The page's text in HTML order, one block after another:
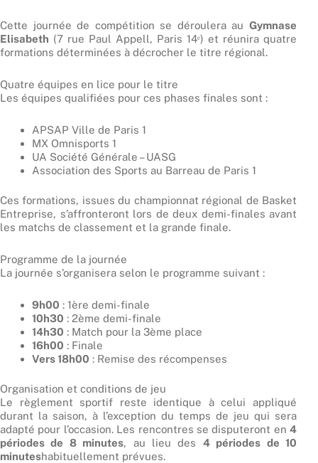
Cette journée de compétition se déroulera au Gymnase
Elisabeth (7 rue Paul Appell, Paris 14ᵉ) et réunira quatre
formations déterminées à décrocher le titre régional.
Quatre équipes en lice pour le titre
Les équipes qualifiées pour ces phases finales sont :
APSAP Ville de Paris 1
MX Omnisports 1
UA Société Générale – UASG
Association des Sports au Barreau de Paris 1
Ces formations, issues du championnat régional de Basket
Entreprise, s’affronteront lors de deux demi-finales avant
les matchs de classement et la grande finale.
Programme de la journée
La journée s’organisera selon le programme suivant :
9h00 : 1ère demi-finale
10h30 : 2ème demi-finale
14h30 : Match pour la 3ème place
16h00 : Finale
Vers 18h00 : Remise des récompenses
Organisation et conditions de jeu
Le règlement sportif reste identique à celui appliqué
durant la saison, à l’exception du temps de jeu qui sera
adapté pour l’occasion. Les rencontres se disputeront en 4
périodes de 8 minutes, au lieu des 4 périodes de 10
minuteshabituellement prévues.